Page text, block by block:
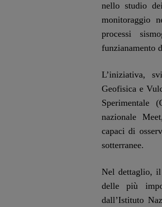
nello studio
monitoraggio
processi
funzianamento
L’iniziativa,
Geofisica e
Sperimentale
nazionale
capaci di
sotterranee.
Nel dettaglio, il
delle più
dall’Istituto